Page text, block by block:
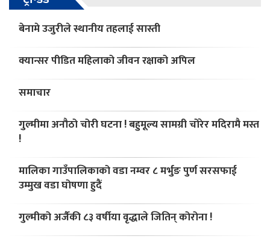
बेनामे उजुरीले स्थानीय तहलाई सास्ती
क्यान्सर पीडित महिलाको जीवन रक्षाको अपिल
समाचार
गुल्मीमा अनौठो चोरी घटना ! बहुमूल्य सामग्री चोरेर मदिरामै मस्त
!
मालिका गाउँपालिकाको वडा नम्वर ८ मर्भुङ पुर्ण सरसफाई
उम्मुख वडा घोषणा हुदैं
गुल्मीको अर्जैकी ८३ वर्षीया वृद्धाले जितिन् कोरोना !